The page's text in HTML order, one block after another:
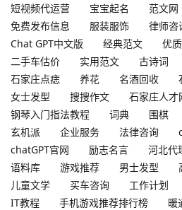
短视频代运营
宝宝起名 范文网
免费发布信息
服装服饰 律师咨
Chat GPT中文版
经典范文 优
二手车估价
实用范文 古诗词
石家庄点痣
养花 名酒回收
女士发型
搜搜作文
石家庄人才
钢琴入门指法教程
词典 围棋
玄机派
企业服务 法律咨询
chatGPT官网
励志名言 河北代
语料库
游戏推荐 男士发型
儿童文学
买车咨询 工作计划
IT教程
手机游戏推荐排行榜
暖